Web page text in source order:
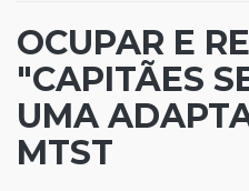
navegação
OCUPAR E
"CAPITÃES
UMA
MTST